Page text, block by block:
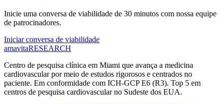
Inicie uma conversa de viabilidade de 30 minutos com nossa equipe
de patrocinadores.
Iniciar conversa de viabilidade
amavitaRESEARCH
Centro de pesquisa clínica em Miami que avança a medicina
cardiovascular por meio de estudos rigorosos e centrados no
paciente. Em conformidade com ICH-GCP E6 (R3). Top 5 em
centros de pesquisa cardiovascular no Sudeste dos EUA.